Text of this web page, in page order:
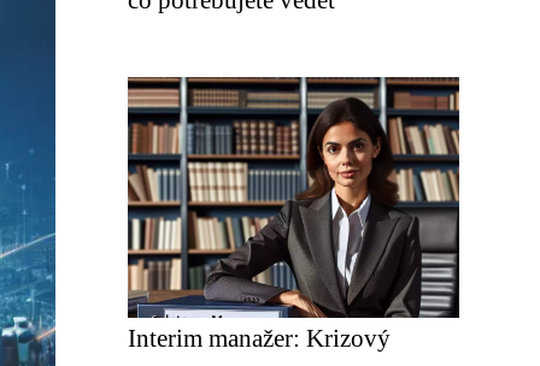
Interim manažer: Krizový